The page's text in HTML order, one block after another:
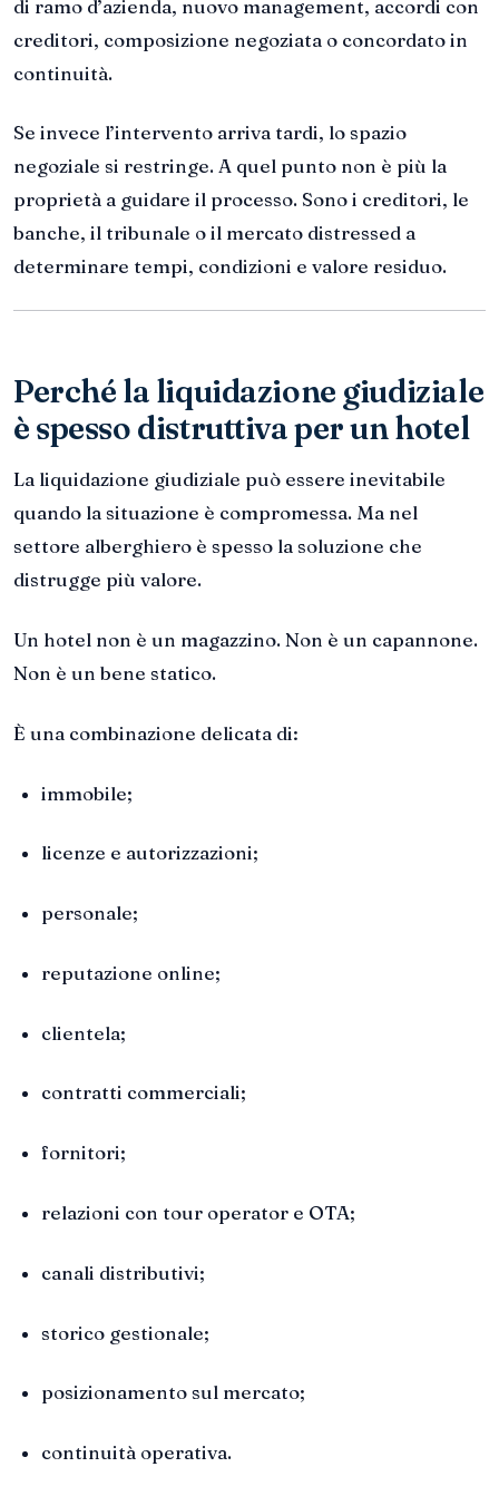
di ramo d’azienda, nuovo management, accordi con
creditori, composizione negoziata o concordato in
continuità.
Se invece l’intervento arriva tardi, lo spazio
negoziale si restringe. A quel punto non è più la
proprietà a guidare il processo. Sono i creditori, le
banche, il tribunale o il mercato distressed a
determinare tempi, condizioni e valore residuo.
Perché la liquidazione giudiziale
è spesso distruttiva per un hotel
La liquidazione giudiziale può essere inevitabile
quando la situazione è compromessa. Ma nel
settore alberghiero è spesso la soluzione che
distrugge più valore.
Un hotel non è un magazzino. Non è un capannone.
Non è un bene statico.
È una combinazione delicata di:
immobile;
licenze e autorizzazioni;
personale;
reputazione online;
clientela;
contratti commerciali;
fornitori;
relazioni con tour operator e OTA;
canali distributivi;
storico gestionale;
posizionamento sul mercato;
continuità operativa.